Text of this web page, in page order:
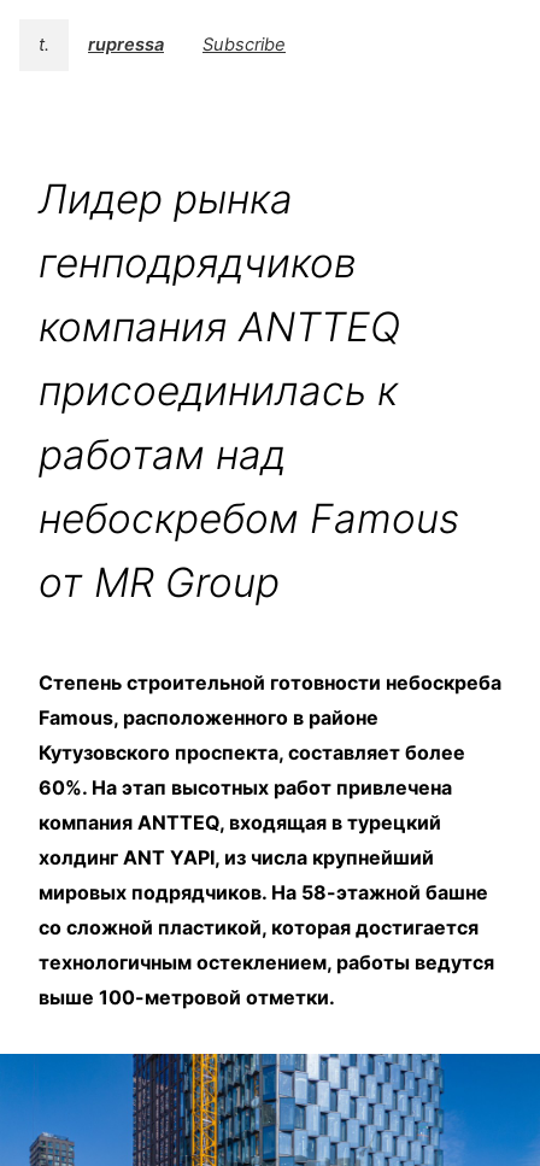
t. rupressa Subscribe
Лидер рынка
генподрядчиков
компания ANTTEQ
присоединилась к
работам над
небоскребом Famous
от MR Group
Степень строительной готовности небоскреба
Famous, расположенного в районе
Кутузовского проспекта, составляет более
60%. На этап высотных работ привлечена
компания ANTTEQ, входящая в турецкий
холдинг ANT YAPI, из числа крупнейший
мировых подрядчиков. На 58-этажной башне
со сложной пластикой, которая достигается
технологичным остеклением, работы ведутся
выше 100-метровой отметки.